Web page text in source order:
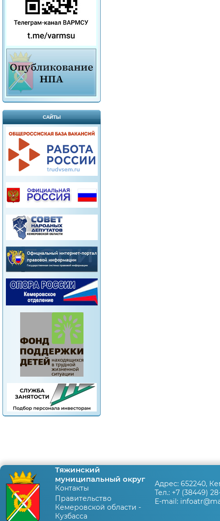
САЙТЫ
Тяжинский
муниципальный округ
Контакты
Правительство
Кемеровской области -
Кузбасса
Адрес: 652240,
Тел.: +7 (38449)
E-mail: